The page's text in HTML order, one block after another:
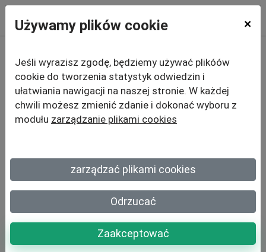
Jak chronić dane
zebrane zapomocą
ankiet online?
Dane zbierane za pośrednictwem ankiet online często mają
charakter wrażliwy i osobisty, takie jak dane kontaktowe,
opinie czy informacje o nawykach konsumenckich.Wyciek
Używamy plików cookie ×
Jeśli wyrazisz zgodę, będziemy używać plikóów
cookie do tworzenia statystyk odwiedzin i
ułatwiania nawigacji na naszej stronie. W każdej
chwili możesz zmienić zdanie i dokonać wyboru z
modułu zarządzanie plikami cookies
zarządzać plikami cookies
Odrzucać
Zaakceptować